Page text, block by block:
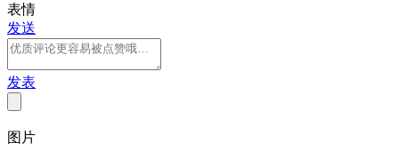
表情
发送
发表
图片